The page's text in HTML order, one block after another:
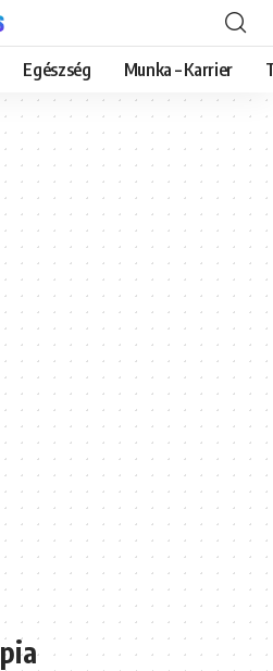
Egészség Munka – Karrier